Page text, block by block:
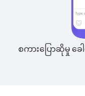
စကားပြောဆိုမှု ခေါ